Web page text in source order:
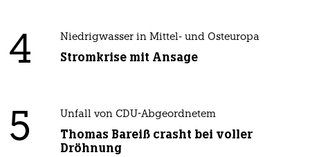
4 Niedrigwasser in Mittel- und Osteuropa
Stromkrise mit Ansage
5 Unfall von CDU-Abgeordnetem
Thomas Bareiß crasht bei voller
Dröhnung